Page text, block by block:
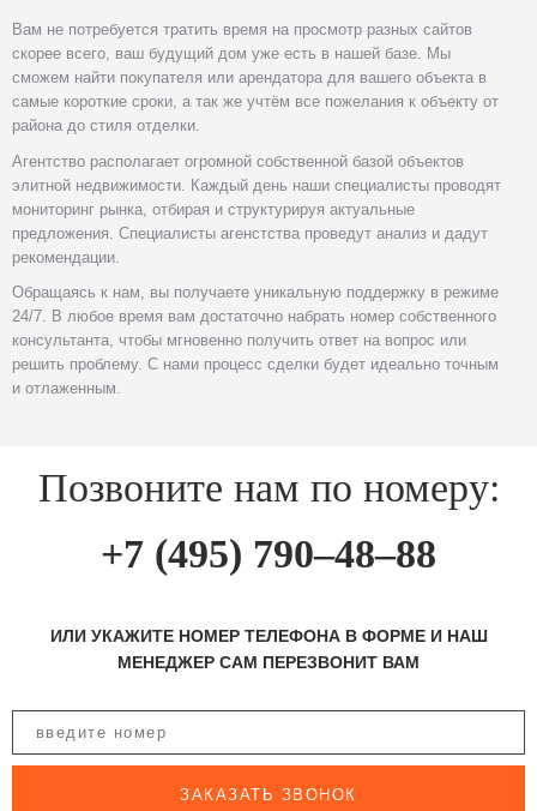
Вам не потребуется тратить время на просмотр разных сайтов
скорее всего, ваш будущий дом уже есть в нашей базе. Мы
сможем найти покупателя или арендатора для вашего объекта в
самые короткие сроки, а так же учтём все пожелания к объекту от
района до стиля отделки.
Агентство располагает огромной собственной базой объектов
элитной недвижимости. Каждый день наши специалисты проводят
мониторинг рынка, отбирая и структурируя актуальные
предложения. Специалисты агенстства проведут анализ и дадут
рекомендации.
Обращаясь к нам, вы получаете уникальную поддержку в режиме
24/7. В любое время вам достаточно набрать номер собственного
консультанта, чтобы мгновенно получить ответ на вопрос или
решить проблему. С нами процесс сделки будет идеально точным
и отлаженным.
Позвоните нам по номеру:
+7 (495) 790–48–88
ИЛИ УКАЖИТЕ НОМЕР ТЕЛЕФОНА В ФОРМЕ И НАШ
МЕНЕДЖЕР САМ ПЕРЕЗВОНИТ ВАМ
ЗАКАЗАТЬ ЗВОНОК